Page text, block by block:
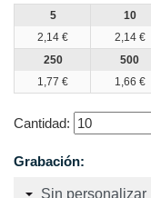
5
2,14 €
10
2,14 €
250
1,77 €
500
1,66 €
Cantidad:
Grabación: